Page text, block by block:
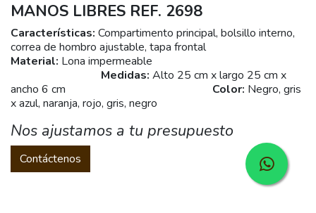
MANOS LIBRES REF. 2698
Características: Compartimento principal, bolsillo interno,
correa de hombro ajustable, tapa frontal
Material: Lona impermeable
Medidas: Alto 25 cm x largo 25 cm x
ancho 6 cm Color: Negro, gris
x azul, naranja, rojo, gris, negro
Nos ajustamos a tu presupuesto
Contáctenos